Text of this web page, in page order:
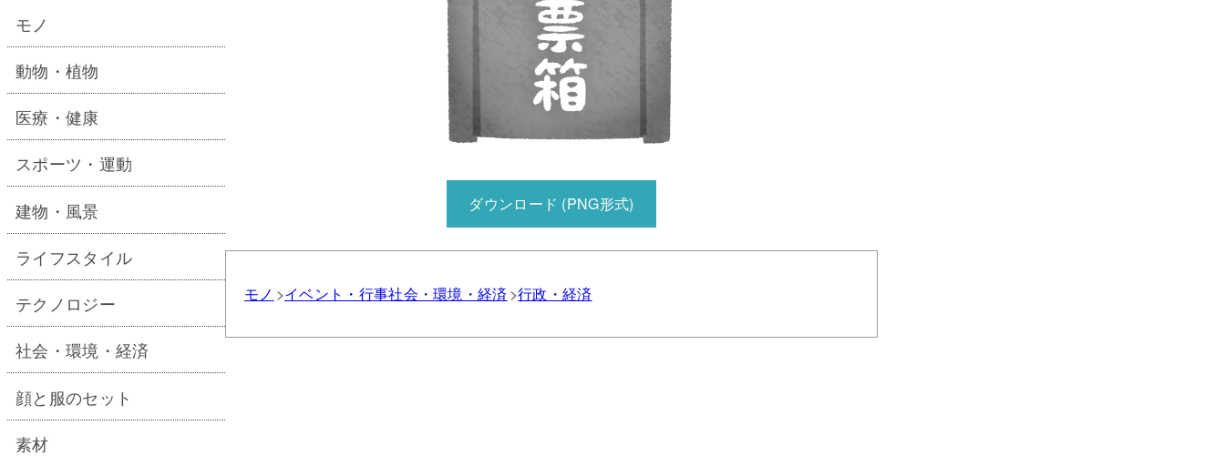
ダウンロード (PNG形式)
モノ イベント・行事社会・環境・経済 行政・経済
モノ
動物・植物
医療・健康
スポーツ・運動
建物・風景
ライフスタイル
テクノロジー
社会・環境・経済
顔と服のセット
素材